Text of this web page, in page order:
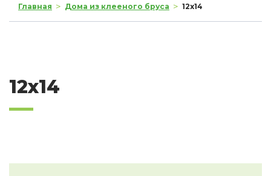
Главная > Дома из клееного бруса > 12x14
12x14